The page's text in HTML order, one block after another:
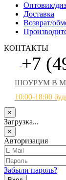
Оптовик/
Доставка
Возврат/
КОНТАКТЫ
+7
ШОУРУМ В
10:00-18:00
×
Загрузка...
×
Авторизация
Забыли пароль?